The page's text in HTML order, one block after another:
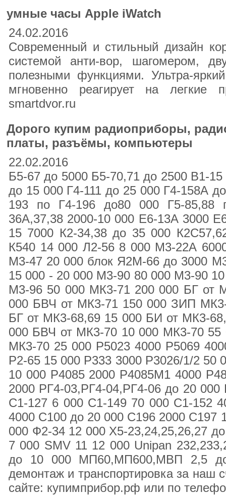
умные часы Apple iWatch
24.02.2016
Современный и стильный дизайн
системой анти-вор, шагомером,
полезными функциями. Ультра-
мгновенно реагирует на легкие
smartdvor.ru
Дорого купим радиоприборы,
платы, разъёмы, компьютеры
22.02.2016
Б5-67 до 5000 Б5-70,71 до 2500 В1-
до 15 000 Г4-111 до 25 000 Г4-158А
193 по Г4-196 до80 000 Г5-85,88
36А,37,38 2000-10 000 Е6-13А 3000
15 7000 К2-34,38 до 35 000
К540 14 000 Л2-56 8 000 М3-22А
М3-47 20 000 блок Я2М-66 до 3000
15 000 - 20 000 М3-90 80 000 М3-90
М3-96 50 000 МК3-71 200 000 БГ от
000 БВЧ от МК3-71 150 000 ЗИП
БГ от МК3-68,69 15 000 БИ от МК3-
000 БВЧ от МК3-70 10 000 МК3-70
МК3-70 25 000 Р5023 4000 Р5069
Р2-65 15 000 Р333 3000 Р3026/1/2 50
10 000 Р4085 2000 Р4085М1 4000
2000 РГ4-03,РГ4-04,РГ4-06 до 20
С1-127 6 000 С1-149 70 000 С1-152
4000 С100 до 20 000 С196 2000
000 Ф2-34 12 000 Х5-23,24,25,26,27
7 000 SMV 11 12 000 Unipan
до 10 000 МП60,МП600,МВП 2,5
демонтаж и транспортировка за наш
сайте: купимприбор.рф или по